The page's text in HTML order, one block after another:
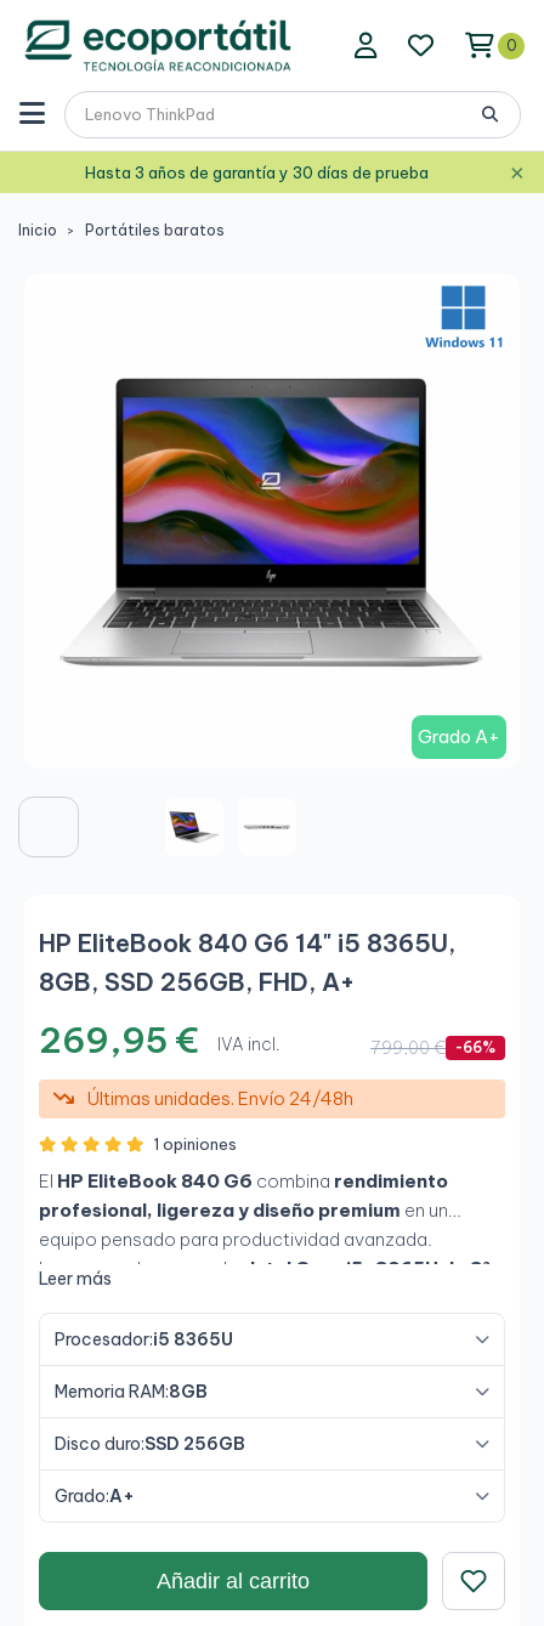
0
Hasta 3 años de garantía y 30 días de prueba ×
Inicio Portátiles baratos
Grado A+
HP EliteBook 840 G6 14" i5 8365U,
8GB, SSD 256GB, FHD, A+
269,95 € IVA incl. 799,00 € -66%
Últimas unidades. Envío 24/48h
1 opiniones
El HP EliteBook 840 G6 combina rendimiento
profesional, ligereza y diseño premium en un
equipo pensado para productividad avanzada.
Incorpora el procesador Intel Core i5-8365U de 8ª
logrando un arranque rápido y excelente fluidez en
pantalla Full HD de 14"
cepilladoofrecen una experiencia visual y estética de
alto nivel, mientras que las funciones de
empresarial HPprotegen tus datos y privacidad.
Leer más
Procesador:i5 8365U
Memoria RAM:8GB
Disco duro:SSD 256GB
Grado:A+
Añadir al carrito